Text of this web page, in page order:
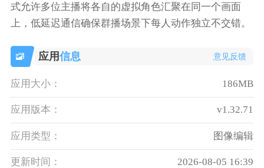
式允许多位主播将各自的虚拟角色汇聚在同一个画面
上，低延迟通信确保群播场景下每人动作独立不交错。
应用信息 意见反馈
应用大小： 186MB
应用版本： v1.32.71
应用类型： 图像编辑
更新时间： 2026-08-05 16:39